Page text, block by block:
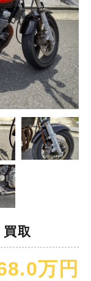
取
万円